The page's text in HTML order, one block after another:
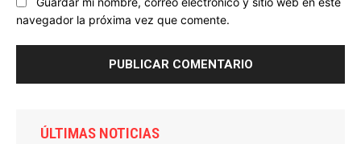
navegador la próxima vez que comente.
ÚLTIMAS NOTICIAS